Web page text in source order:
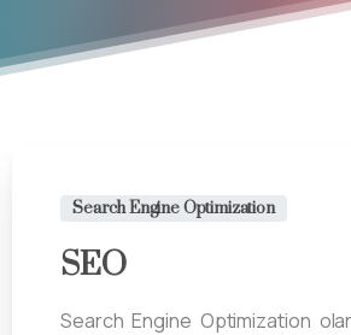
Search Engine Optimization
SEO
Search Engine Optimization